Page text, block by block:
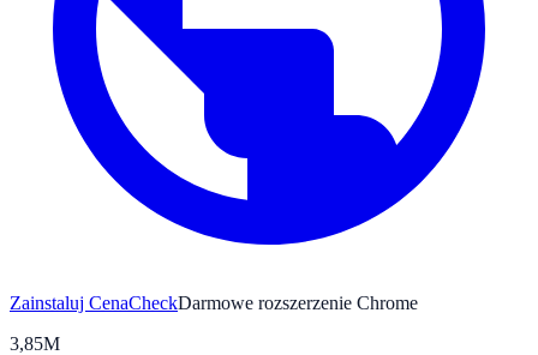
Zainstaluj CenaCheckDarmowe rozszerzenie Chrome
3,85M